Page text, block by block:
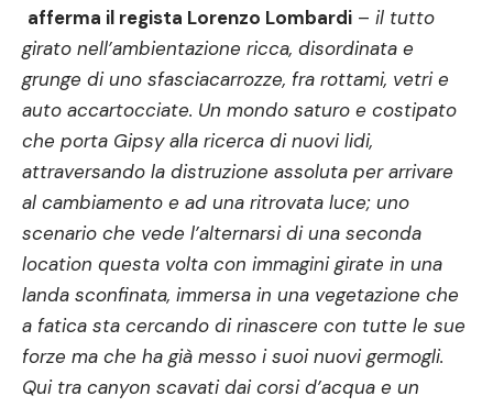
afferma il regista Lorenzo Lombardi – il tutto
girato nell’ambientazione ricca, disordinata e
grunge di uno sfasciacarrozze, fra rottami, vetri e
auto accartocciate. Un mondo saturo e costipato
che porta Gipsy alla ricerca di nuovi lidi,
attraversando la distruzione assoluta per arrivare
al cambiamento e ad una ritrovata luce; uno
scenario che vede l’alternarsi di una seconda
location questa volta con immagini girate in una
landa sconfinata, immersa in una vegetazione che
a fatica sta cercando di rinascere con tutte le sue
forze ma che ha già messo i suoi nuovi germogli.
Qui tra canyon scavati dai corsi d’acqua e un